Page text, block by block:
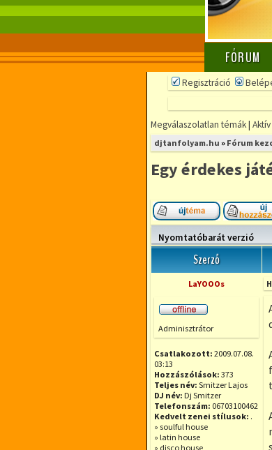
FÓRUM
Regisztráció
Megválaszolatlan témák|
djtanfolyam.hu » Fórum
Egy érdekes
Új téma
Nyomtatóbarát verzió
Szerző
LaYOOOs
Adminisztrátor
Csatlakozott: 2009.07.08.
03:13
Hozzászólások: 373
Teljes név: Smitzer Lajos
DJ név: Dj Smitzer
Telefonszám: 06703100462
Kedvelt zenei stílusok: .
» soulful house
» latin house
» disco house